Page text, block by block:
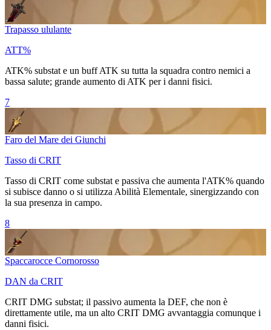
Trapasso ululante
ATT%
ATK% substat e un buff ATK su tutta la squadra contro nemici a
bassa salute; grande aumento di ATK per i danni fisici.
7
Faro del Mare dei Giunchi
Tasso di CRIT
Tasso di CRIT come substat e passiva che aumenta l'ATK% quando
si subisce danno o si utilizza Abilità Elementale, sinergizzando con
la sua presenza in campo.
8
Spaccarocce Cornorosso
DAN da CRIT
CRIT DMG substat; il passivo aumenta la DEF, che non è
direttamente utile, ma un alto CRIT DMG avvantaggia comunque i
danni fisici.